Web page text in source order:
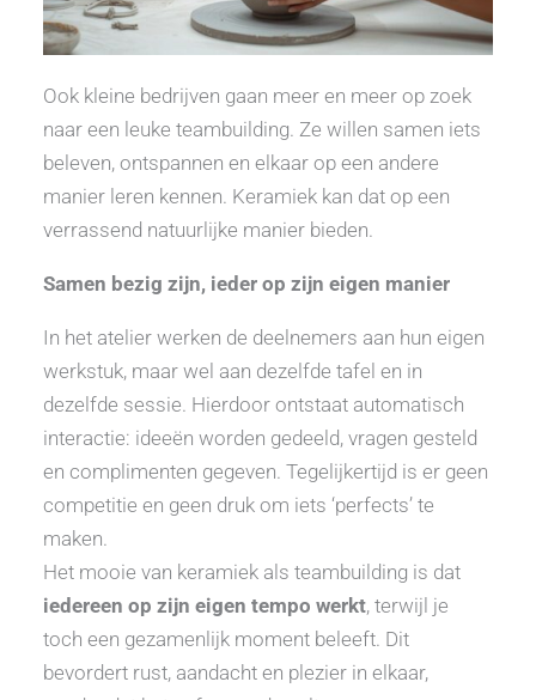
Ook kleine bedrijven gaan meer en meer op zoek
naar een leuke teambuilding. Ze willen samen iets
beleven, ontspannen en elkaar op een andere
manier leren kennen. Keramiek kan dat op een
verrassend natuurlijke manier bieden.
Samen bezig zijn, ieder op zijn eigen manier
In het atelier werken de deelnemers aan hun eigen
werkstuk, maar wel aan dezelfde tafel en in
dezelfde sessie. Hierdoor ontstaat automatisch
interactie: ideeën worden gedeeld, vragen gesteld
en complimenten gegeven. Tegelijkertijd is er geen
competitie en geen druk om iets ‘perfects’ te
maken.
Het mooie van keramiek als teambuilding is dat
iedereen op zijn eigen tempo werkt, terwijl je
toch een gezamenlijk moment beleeft. Dit
bevordert rust, aandacht en plezier in elkaar,